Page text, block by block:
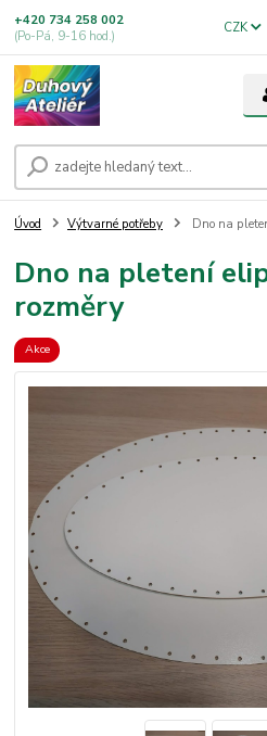
CZK
+420 734 258 002
(Po-Pá, 9-16 hod.)
Úvod Výtvarné potřeby Dno na
Dno na pletení
rozměry
Akce